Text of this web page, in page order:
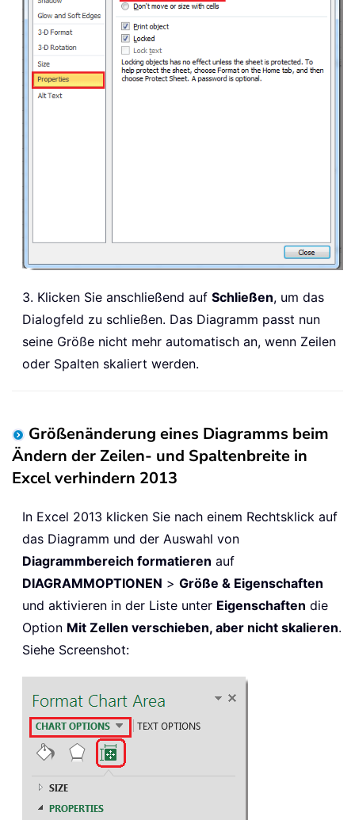
3. Klicken Sie anschließend auf Schließen, um das
Dialogfeld zu schließen. Das Diagramm passt nun
seine Größe nicht mehr automatisch an, wenn Zeilen
oder Spalten skaliert werden.
Größenänderung eines Diagramms beim
Ändern der Zeilen- und Spaltenbreite in
Excel verhindern 2013
In Excel 2013 klicken Sie nach einem Rechtsklick auf
das Diagramm und der Auswahl von
Diagrammbereich formatieren auf
DIAGRAMMOPTIONEN > Größe & Eigenschaften
und aktivieren in der Liste unter Eigenschaften die
Option Mit Zellen verschieben, aber nicht skalieren.
Siehe Screenshot: